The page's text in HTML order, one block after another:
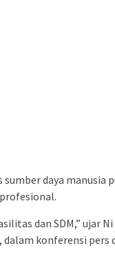
daya manusia
dan SDM,” ujar
dalam konferensi